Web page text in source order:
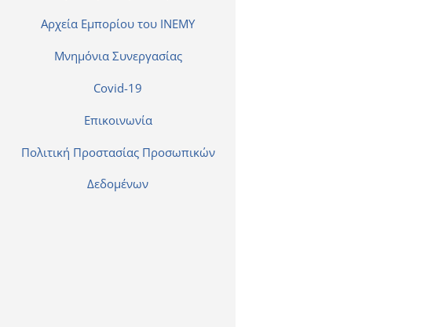
Αρχεία Εμπορίου του ΙΝΕΜΥ
Μνημόνια Συνεργασίας
Covid-19
Επικοινωνία
Πολιτική Προστασίας Προσωπικών
Δεδομένων